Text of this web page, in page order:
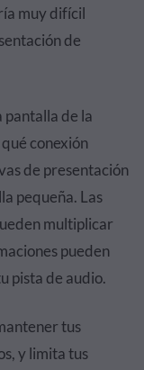
muy difícil
de
pantalla de la
conexión
de presentación
pequeña. Las
multiplicar
pueden
pista de audio.
tus
y limita tus